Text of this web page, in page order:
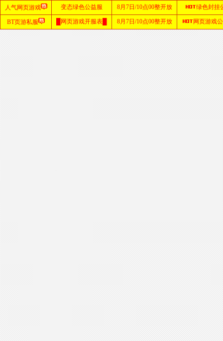
首
页
zhaosf
网站
sf123
发布
网
haosf
网站